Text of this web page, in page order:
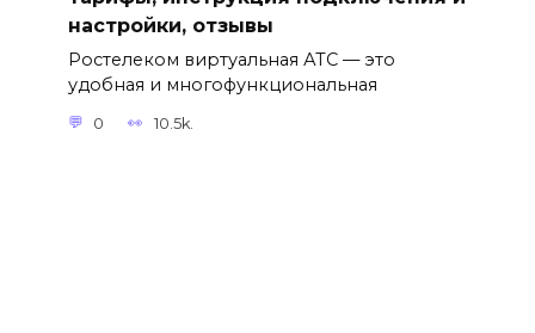
настройки, отзывы
Ростелеком виртуальная АТС — это
удобная и многофункциональная
0 10.5k.